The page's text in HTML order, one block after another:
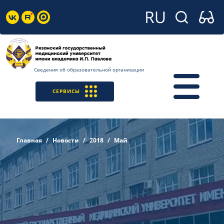
Сведения об образовательной организации
СЕРВИСЫ
Главная Новости 2018 Май